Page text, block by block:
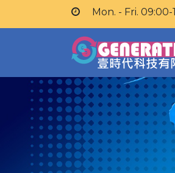
Mon. - Fri. 09:00-